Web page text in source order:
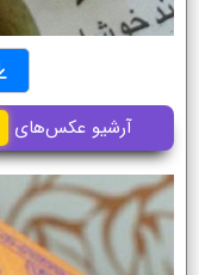
آرشیو عکس‌های